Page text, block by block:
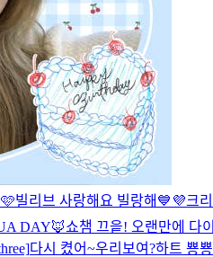
빌리브 사랑해요 빌랑해💙💜크
DAY🦊쇼챔 끄읕! 오랜만에 다
다시 켰어~우리보여?하트 뿅